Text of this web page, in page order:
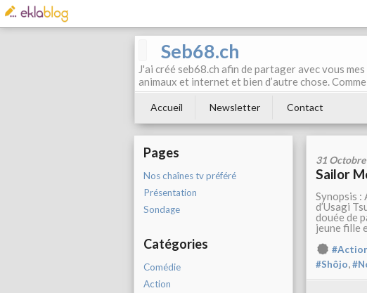
Seb68.ch
J'ai créé seb68.ch afin de partager avec vous
animaux et internet et bien d’autre chose.
Accueil Newsletter Contact
Pages
Nos chaînes tv préféré
Présentation
Sondage
Catégories
Comédie
Action
31
Sailor
Synopsis :
d’Usagi
douée de
jeune fille
#Shôjo,